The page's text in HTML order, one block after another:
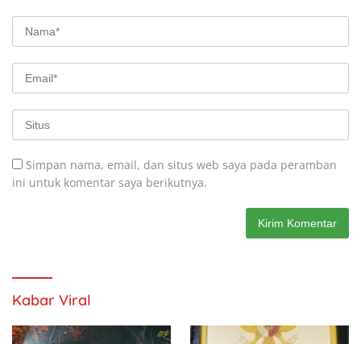
Simpan nama, email, dan situs web saya pada peramban
ini untuk komentar saya berikutnya.
Kabar Viral